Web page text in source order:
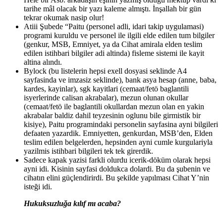
tarihe mâl olacak bir yazı kaleme almıştı. İnşallah bir gün
tekrar okumak nasip olur!
Atiii Şubede “Paitu (personel adli, idari takip uygulamasi)
programi kuruldu ve personel ile ilgili elde edilen tum bilgiler
(genkur, MSB, Emniyet, ya da Cihat amirala elden teslim
edilen istihbari bilgiler adi altinda) fisleme sistemi ile kayit
altina alındı.
Bylock (bu listelerin hepsi exell dosyasi seklinde A4
sayfasinda ve imzasiz seklinde), bank asya hesap (anne, baba,
kardes, kayinlar), sgk kayitlari (cemaat/fetö baglantili
isyerlerinde calisan akrabalar), mezun olunan okullar
(cemaat/fetö ile baglantili okullardan mezun olan en yakin
akrabalar baldiz dahil teyzesinin oglunu bile girmistik bir
kisiye), Paitu programindaki personelin sayfasina ayni bilgileri
defaaten yazardik. Emniyetten, genkurdan, MSB’den, Elden
teslim edilen belgelerden, hepsinden ayni cumle kurgulariyla
yazilmis istihbari bilgileri tek tek girerdik.
Sadece kapak yazisi farkli olurdu icerik-döküm olarak hepsi
ayni idi. Kisinin sayfasi doldukca dolardi. Bu da şubenin ve
cihatın elini güçlendirirdi. Bu şekilde yapılması Cihat Y’nin
isteği idi.
Hukuksuzluğa kılıf mı acaba?